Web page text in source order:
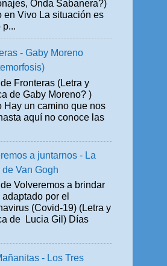
Onda Sabanera?)
en Vivo La situación es
p...
- Gaby Moreno
de Fronteras (Letra y
de Gaby Moreno? )
Hay un camino que nos
aquí no conoce las
a juntarnos - La
de Van Gogh
de Volveremos a brindar
adaptado por el
(Covid-19) (Letra y
de Lucia Gil) Días
- Los Tres